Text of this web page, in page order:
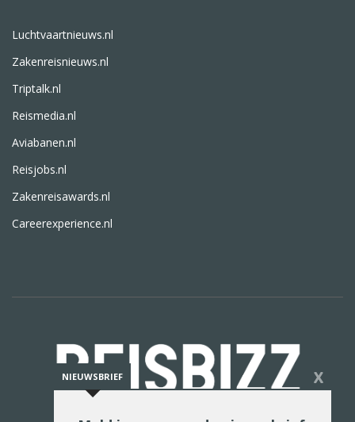
Luchtvaartnieuws.nl
Zakenreisnieuws.nl
Triptalk.nl
Reismedia.nl
Aviabanen.nl
Reisjobs.nl
Zakenreisawards.nl
Careerexperience.nl
NIEUWSBRIEF X